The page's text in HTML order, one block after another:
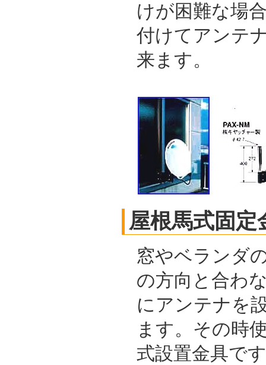
けが困難な場
付けてアンテ
来ます。
屋根馬式固定
窓やベランダ
の方向と合わ
にアンテナを
ます。その時
式設置金具で